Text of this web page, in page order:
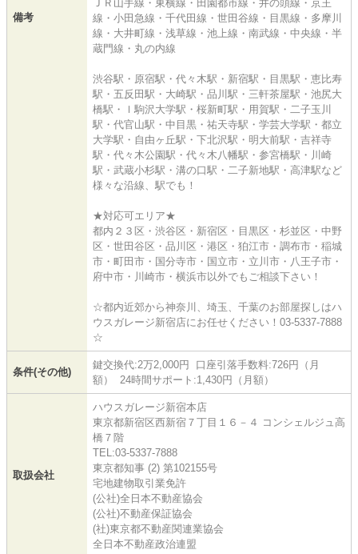
備考
ＪＲ山手線・東横線・田園都市線・井の頭線・京王
線・小田急線・千代田線・世田谷線・目黒線・多摩川
線・大井町線・浅草線・池上線・南武線・中央線・半
蔵門線・丸の内線
渋谷駅・原宿駅・代々木駅・新宿駅・目黒駅・恵比寿
駅・五反田駅・大崎駅・品川駅・三軒茶屋駅・池尻大
橋駅・ｌ駒沢大学駅・桜新町駅・用賀駅・二子玉川
駅・代官山駅・中目黒・祐天寺駅・学芸大学駅・都立
大学駅・自由ヶ丘駅・下北沢駅・明大前駅・吉祥寺
駅・代々木公園駅・代々木八幡駅・参宮橋駅・川崎
駅・武蔵小杉駅・溝の口駅・二子新地駅・高津駅など
様々な沿線、駅でも！
★対応可エリア★
都内２３区・渋谷区・新宿区・目黒区・杉並区・中野
区・世田谷区・品川区・港区・狛江市・調布市・稲城
市・町田市・国分寺市・国立市・立川市・八王子市・
府中市・川崎市・横浜市以外でもご相談下さい！
☆都内近郊から神奈川、埼玉、千葉のお部屋探しはハ
ウスガレージ新宿店にお任せください！03-5337-7888
☆
条件(その他)
鍵交換代:2万2,000円 口座引落手数料:726円（月
額） 24時間サポート:1,430円（月額）
取扱会社
ハウスガレージ新宿本店
東京都新宿区西新宿７丁目１６－４ コンシェルジュ高
橋７階
TEL:03-5337-7888
東京都知事 (2) 第102155号
宅地建物取引業免許
(公社)全日本不動産協会
(公社)不動産保証協会
(社)東京都不動産関連業協会
全日本不動産政治連盟